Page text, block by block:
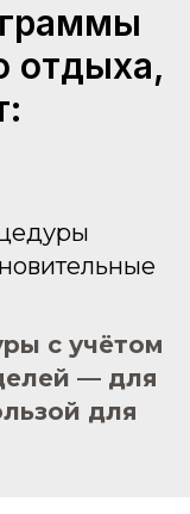
отдыха,
с учётом
— для
для